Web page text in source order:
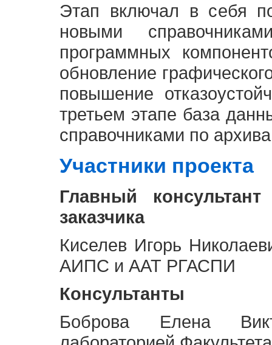
Этап включал в себя
новыми
программных
обновление
повышение
третьем этапе база
справочниками по
Участники проекта
Главный
заказчика
Киселев Игорь
АИПС и ААТ РГАСПИ
Консультанты
Боброва Елена